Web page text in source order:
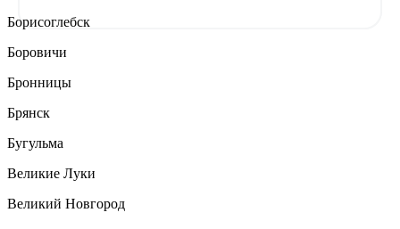
Борисоглебск
Боровичи
Бронницы
Брянск
Бугульма
Великие Луки
Великий Новгород